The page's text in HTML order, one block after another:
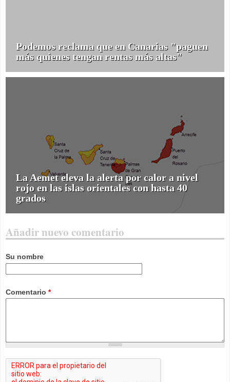
Podemos reclama que en Canarias "paguen
más quienes tengan rentas más altas"
La Aemet eleva la alerta por calor a nivel
rojo en las islas orientales con hasta 40
grados
Añadir nuevo comentario
Su nombre
Comentario *